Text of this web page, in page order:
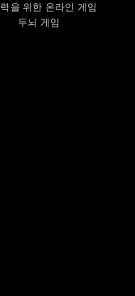
을 위한 온라인 게임
두뇌 게임